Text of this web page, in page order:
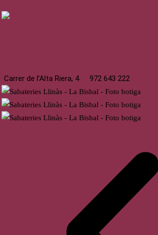
Carrer de l’Alta Riera, 4 972 643 222